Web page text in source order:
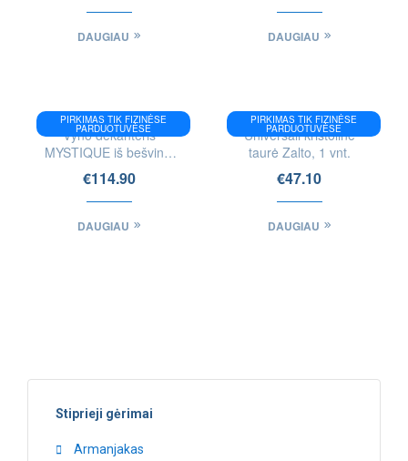
DAUGIAU DAUGIAU
PIRKIMAS TIK FIZINĖSE
PARDUOTUVĖSE
Vyno dekanteris
MYSTIQUE iš bešvinio
krištolo
€114.90
DAUGIAU
PIRKIMAS TIK FIZINĖSE
PARDUOTUVĖSE
Universali krištolinė
taurė Zalto, 1 vnt.
€47.10
DAUGIAU
Stiprieji gėrimai
Armanjakas